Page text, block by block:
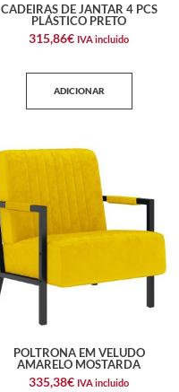
CADEIRAS DE JANTAR 4 PCS
PLÁSTICO PRETO
315,86€ IVA incluido
ADICIONAR
POLTRONA EM VELUDO
AMARELO MOSTARDA
335,38€ IVA incluido